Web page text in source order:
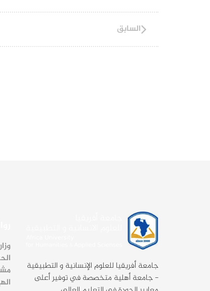
السابق
جامعة أفريقيا للعلوم الإنسانية و التطبيقية
- جامعة أهلية متخصصة في توفير أعلى